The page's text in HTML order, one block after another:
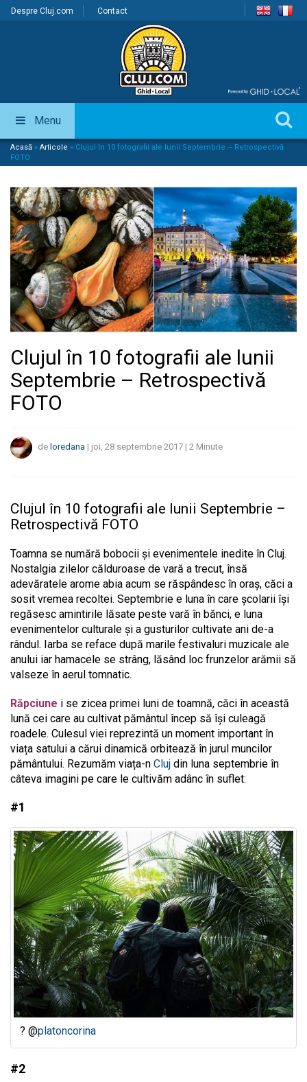
Despre Cluj.com Contact
Menu
Acasă » Articole » Clujul în 10 fotografii ale lunii Septembrie – Retrospectivă
FOTO
Clujul în 10 fotografii ale lunii
Septembrie – Retrospectivă
FOTO
de loredana | joi, 28 septembrie 2017 | 2 Minute
Clujul în 10 fotografii ale lunii Septembrie –
Retrospectivă FOTO
Toamna se numără bobocii și evenimentele inedite în Cluj.
Nostalgia zilelor călduroase de vară a trecut, însă
adevăratele arome abia acum se răspândesc în oraș, căci a
sosit vremea recoltei. Septembrie e luna în care școlarii își
regăsesc amintirile lăsate peste vară în bănci, e luna
evenimentelor culturale și a gusturilor cultivate ani de-a
rândul. Iarba se reface după marile festivaluri muzicale ale
anului iar hamacele se strâng, lăsând loc frunzelor arămii să
valseze în aerul tomnatic.
Răpciune i se zicea primei luni de toamnă, căci în această
lună cei care au cultivat pământul încep să își culeagă
roadele. Culesul viei reprezintă un moment important în
viața satului a cărui dinamică orbitează în jurul muncilor
pământului. Rezumăm viața-n Cluj din luna septembrie în
câteva imagini pe care le cultivăm adânc în suflet:
#1
? @platoncorina
#2